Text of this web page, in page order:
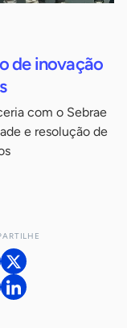
de inovação
com o Sebrae
e resolução de